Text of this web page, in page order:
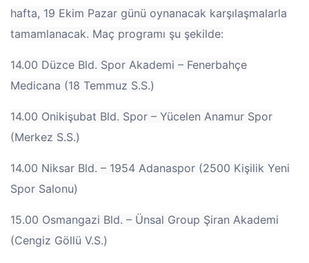
hafta, 19 Ekim Pazar günü oynanacak karşılaşmalarla
tamamlanacak. Maç programı şu şekilde:
14.00 Düzce Bld. Spor Akademi – Fenerbahçe
Medicana (18 Temmuz S.S.)
14.00 Onikişubat Bld. Spor – Yücelen Anamur Spor
(Merkez S.S.)
14.00 Niksar Bld. – 1954 Adanaspor (2500 Kişilik Yeni
Spor Salonu)
15.00 Osmangazi Bld. – Ünsal Group Şiran Akademi
(Cengiz Göllü V.S.)